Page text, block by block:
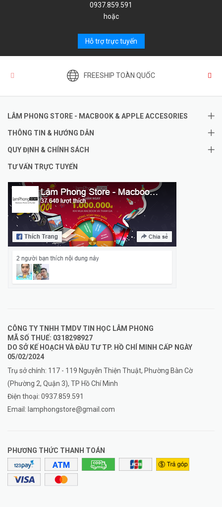
0937.859.591
hoặc
Hỗ trợ trực tuyến
FREESHIP TOÀN QUỐC
LÂM PHONG STORE - MACBOOK & APPLE ACCESORIES
THÔNG TIN & HƯỚNG DẪN
QUY ĐỊNH & CHÍNH SÁCH
TƯ VẤN TRỰC TUYẾN
CÔNG TY TNHH TMDV TIN HỌC LÂM PHONG
MÃ SỐ THUẾ: 0318298927
DO SỞ KẾ HOẠCH VÀ ĐẦU TƯ TP. HỒ CHÍ MINH CẤP NGÀY
05/02/2024
Trụ sở chính: 117 - 119 Nguyễn Thiện Thuật, Phường Bàn Cờ
(Phường 2, Quận 3), TP Hồ Chí Minh
Điện thoại: 0937.859.591
Email: lamphongstore@gmail.com
PHƯƠNG THỨC THANH TOÁN